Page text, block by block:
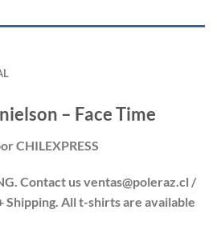
– Face Time
CHILEXPRESS
Contact us ventas@poleraz.cl /
Shipping. All t-shirts are available